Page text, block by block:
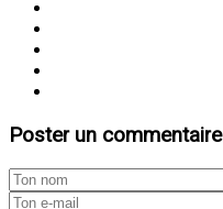
Poster un commentaire